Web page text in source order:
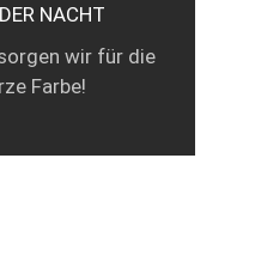
NACHT
wir für die
Farbe!